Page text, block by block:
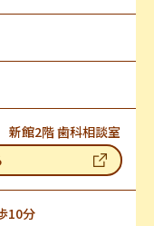
館2階 歯科相談室
10分